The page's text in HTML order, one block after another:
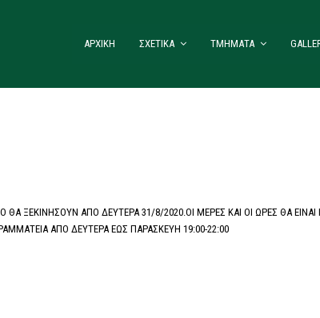
ΑΡΧΙΚΗ ΣΧΕΤΙΚΑ ΤΜΗΜΑΤΑ
ΑΠΟ ΔΕΥΤΕΡΑ 31/8/2020.ΟΙ ΜΕΡΕΣ ΚΑΙ ΟΙ ΩΡΕΣ ΘΑ ΕΙΝΑΙ
ΑΠΟ ΔΕΥΤΕΡΑ ΕΩΣ ΠΑΡΑΣΚΕΥΗ 19:00-22:00